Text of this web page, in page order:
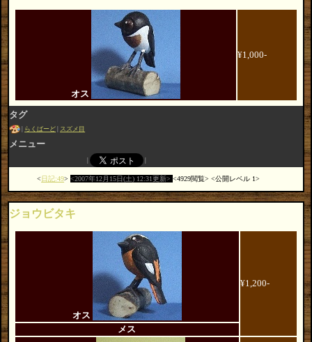
オス
¥1,000-
タグ
らくばーど スズメ目
メニュー
日記:49 2007年12月15日(土) 12:31更新 4929閲覧 公開レベル 1
ジョウビタキ
オス
¥1,200-
メス